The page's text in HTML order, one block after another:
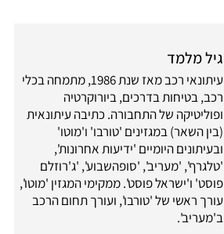
גיל מלמד
עיתונאי רכב מאז שנת 1986, מתמחה בכלי
רכב, בטיחות בדרכים, ביורוקרטיה
ופוליטיקה של התחבורה. כתיבה עיתונאית
(בין השאר) במגזינים 'טורבו' ו'מוטו'
ובעיתונים היומיים 'ידיעות אחרונות',
'טלגרף', 'מעריב', 'סופהשבוע', 'ג'רוזלם
פוסט' ו'ישראל פוסט'. ממקימי המגזין 'מוטו',
עורך ראשי של 'טורבו', ועורך תחום הרכב
ב'מעריב'.